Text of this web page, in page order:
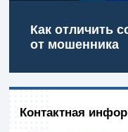
Как отличить
от мошенника
Контактная